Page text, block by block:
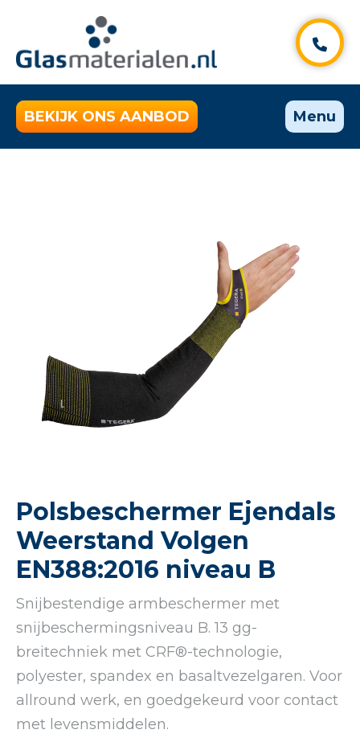
BEKIJK ONS AANBOD Menu
Polsbeschermer Ejendals
Weerstand Volgen
EN388:2016 niveau B
Snijbestendige armbeschermer met
snijbeschermingsniveau B. 13 gg-
breitechniek met CRF®-technologie,
polyester, spandex en basaltvezelgaren. Voor
allround werk, en goedgekeurd voor contact
met levensmiddelen.